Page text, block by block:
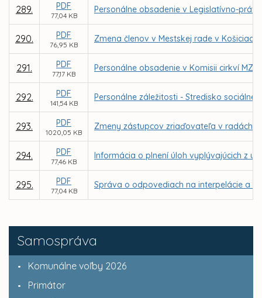
Samospráva
Komunálne voľby 2026
Primátor
289. PDF
77,04 KB
Personálne obsadenie v Legislatívno-
290. PDF
76,95 KB
Zmena členov v Mestskej rade v Košiciach
291. PDF
77,17 KB
Personálne obsadenie v Komisii cirkví MZ
292. PDF
141,54 KB
Personálne záležitosti - Stredisko
293. PDF
1020,05 KB
Zmeny zástupcov zriaďovateľa v radách
294. PDF
77,46 KB
Informácia o plnení úloh vyplývajúcich z
295. PDF
77,04 KB
Správa o odpovediach na interpelácie a